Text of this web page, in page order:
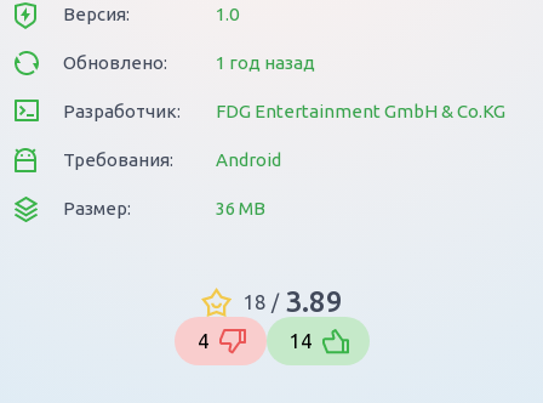
Версия: 1.0
Обновлено: 1 год назад
Разработчик: FDG Entertainment GmbH & Co.KG
Требования: Android
Размер: 36 MB
18 / 3.89
4 14